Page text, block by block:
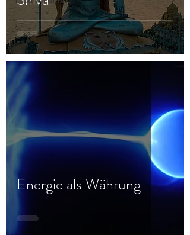
Energie als Währung